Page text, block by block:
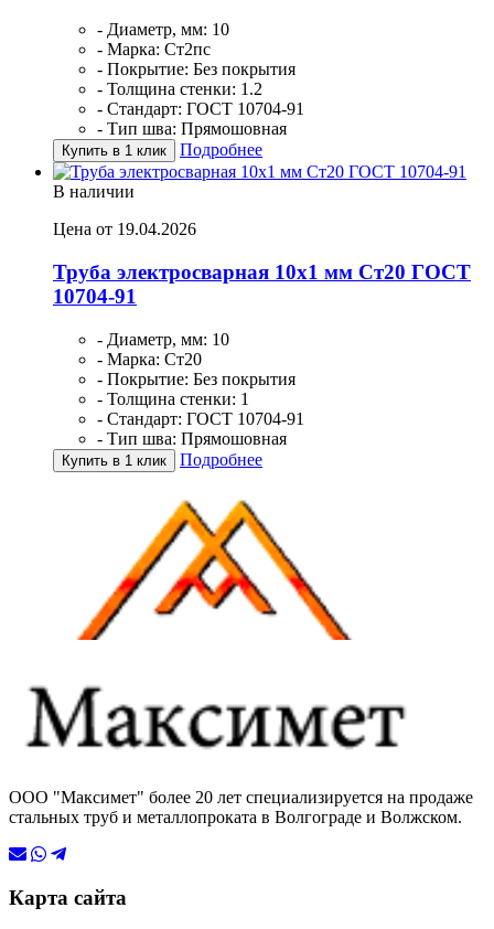
- Диаметр, мм: 10
- Марка: Ст2пс
- Покрытие: Без покрытия
- Толщина стенки: 1.2
- Стандарт: ГОСТ 10704-91
- Тип шва: Прямошовная
Купить в 1 клик Подробнее
В наличии
Цена от 19.04.2026
Труба электросварная 10х1 мм Ст20 ГОСТ
10704-91
- Диаметр, мм: 10
- Марка: Ст20
- Покрытие: Без покрытия
- Толщина стенки: 1
- Стандарт: ГОСТ 10704-91
- Тип шва: Прямошовная
Купить в 1 клик Подробнее
ООО "Максимет" более 20 лет специализируется на продаже
стальных труб и металлопроката в Волгограде и Волжском.
Карта сайта